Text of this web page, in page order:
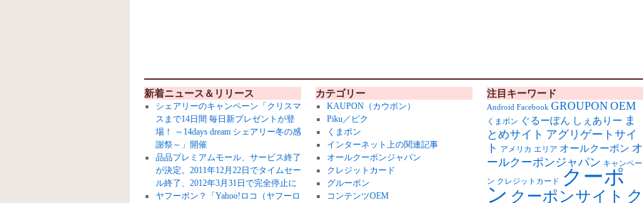
新着ニュース＆リリース
シェアリーのキャンペーン「クリスマ
スまで14日間 毎日新プレゼントが登
場！ ～14days dream シェアリー冬の感
謝祭～」開催
品品プレミアムモール、サービス終了
が決定。2011年12月22日でタイムセー
ル終了、2012年3月31日で完全停止に
ヤフーポン？「Yahoo!ロコ（ヤフーロ
カテゴリー
KAUPON（カウポン）
Piku／ピク
くまポン
インターネット上の関連記事
オールクーポンジャパン
クレジットカード
グルーポン
コンテンツOEM
注目キーワード
Android Facebook GROUPON OEM
くまポン ぐるーぽん しぇありー ま
とめサイト アグリゲートサイ
ト
アメリカ エリア オールクーポン オ
ールクーポンジャパン キャンペー
ン クレジットカード クーポ
ン クーポンサイト ク